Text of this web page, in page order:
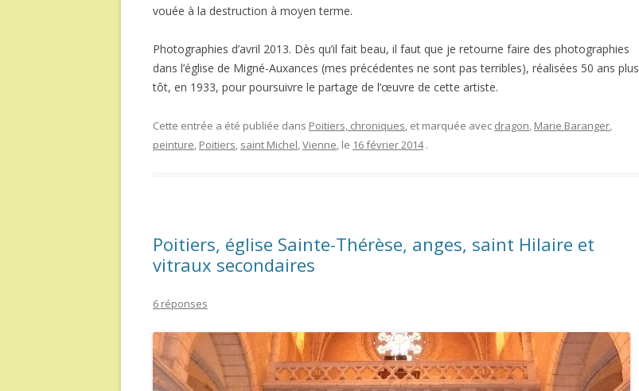
vouée à la destruction à moyen terme.
Photographies d’avril 2013. Dès qu’il fait beau, il faut que je retourne faire des photographies
dans l’église de Migné-Auxances (mes précédentes ne sont pas terribles), réalisées 50 ans plus
tôt, en 1933, pour poursuivre le partage de l’œuvre de cette artiste.
Cette entrée a été publiée dans Poitiers, chroniques, et marquée avec dragon, Marie Baranger,
peinture, Poitiers, saint Michel,Vienne, le 16 février 2014 .
Poitiers, église Sainte-Thérèse, anges, saint Hilaire et
vitraux secondaires
6 réponses